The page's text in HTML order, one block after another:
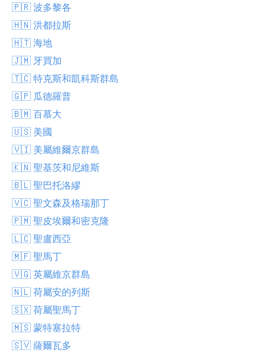
🇵🇷 波多黎各
🇭🇳 洪都拉斯
🇭🇹 海地
🇯🇲 牙買加
🇹🇨 特克斯和凱科斯群島
🇬🇵 瓜德羅普
🇧🇲 百慕大
🇺🇸 美國
🇻🇮 美屬維爾京群島
🇰🇳 聖基茨和尼維斯
🇧🇱 聖巴托洛繆
🇻🇨 聖文森及格瑞那丁
🇵🇲 聖皮埃爾和密克隆
🇱🇨 聖盧西亞
🇲🇫 聖馬丁
🇻🇬 英屬維京群島
🇳🇱 荷屬安的列斯
🇸🇽 荷屬聖馬丁
🇲🇸 蒙特塞拉特
🇸🇻 薩爾瓦多